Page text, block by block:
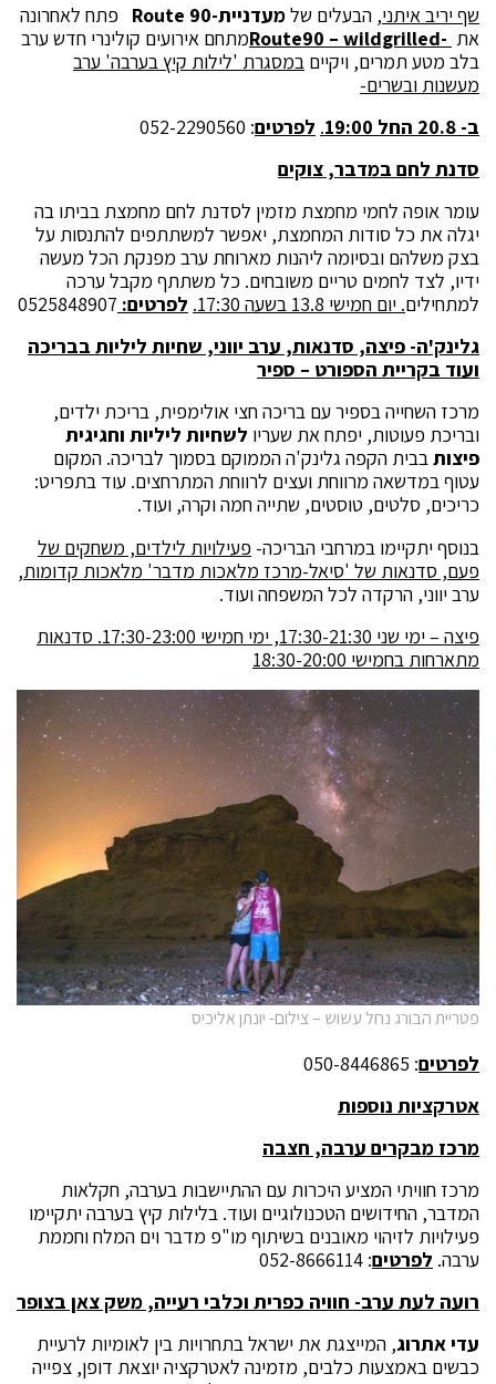
שף יריב איתני,הבעלים שלמעדניית-Route 90
פתח לאחרונה
את -Route90 – wildgrilled
מתחם אירועים קולינרי חדש ערב
בלב מטע תמרים, ויקיים במסגרת 'לילות קיץ בערבה' ערב
מעשנות ובשרים-
ב- 20.8 החל 19:00
. לפרטים: 052-2290560
סדנת לחם במדבר, צוקים
עומר אופה לחמי מחמצת מזמין לסדנת לחם מחמצת בביתו בה
יגלה את כל סודות המחמצת, יאפשר למשתתפים להתנסות על
בצק משלהם ובסיומה ליהנות מארוחת ערב מפנקת הכל מעשה
ידיו, לצד לחמים טריים משובחים. כל משתתף מקבל ערכה
למתחילים. יום חמישי 13.8 בשעה 17:30. לפרטים: 0525848907
גלינק'ה- פיצה, סדנאות, ערב יווני, שחיות ליליות בבריכה
ועוד בקריית הספורט – ספיר
מרכז השחייה בספיר עם בריכה חצי אולימפית, בריכת ילדים,
ובריכת פעוטות, יפתח את שעריו לשחיות ליליות וחגיגית
פיצותבבית הקפה גלינק'ה הממוקם בסמוך לבריכה. המקום
עטוף במדשאה מרווחת ועצים לרווחת המתרחצים. עוד בתפריט:
כריכים, סלטים, טוסטים, שתייה חמה וקרה, ועוד.
בנוסף יתקיימו במרחבי הבריכה- פעילויות לילדים, משחקים של
פעם, סדנאות של 'סיאל-מרכז מלאכות מדבר' מלאכות קדומות,
ערב יווני, הרקדה לכל המשפחה ועוד.
פיצה – ימי שני 17:30-21:30, ימי חמישי 17:30-23:00. סדנאות
מתארחות בחמישי 18:30-20:00
פטריית הבורג נחל עשוש – צילום- יונתן אליכיס
לפרטים: 050-8446865
אטרקציות נוספות
מרכז מבקרים ערבה, חצבה
מרכז חוויתי המציע היכרות עם ההתיישבות בערבה, חקלאות
המדבר, החידושים הטכנולוגיים ועוד. בלילות קיץ בערבה יתקיימו
פעילויות לזיהוי מאובנים בשיתוף מו"פ מדבר וים המלח וחממת
ערבה. לפרטים: 052-8666114
רועה לעת ערב- חוויה כפרית וכלבי רעייה, משק צאן בצופר
עדי אתרוג, המייצגת את ישראל בתחרויות בין לאומיות לרעיית
כבשים באמצעות כלבים, מזמינה לאטרקציה יוצאת דופן, צפייה